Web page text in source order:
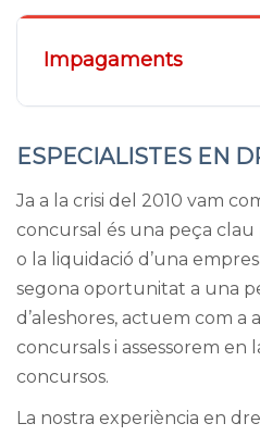
Impagaments
ESPECIALISTES EN
Ja a la crisi del 2010 vam
concursal és una peça
o la liquidació d’una
segona oportunitat a una
d’aleshores, actuem com a
concursals i assessorem en
concursos.
La nostra experiència en